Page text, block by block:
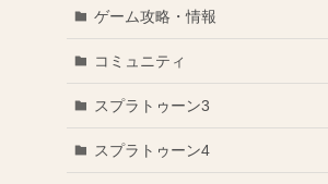
ゲーム攻略・情報
コミュニティ
スプラトゥーン3
スプラトゥーン4